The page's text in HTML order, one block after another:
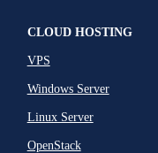
CLOUD HOSTING
VPS
Windows Server
Linux Server
OpenStack